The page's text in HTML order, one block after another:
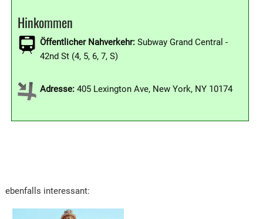
Hinkommen
Öffentlicher Nahverkehr: Subway Grand Central -
42nd St (4, 5, 6, 7, S)
Adresse: 405 Lexington Ave, New York, NY 10174
ebenfalls interessant: